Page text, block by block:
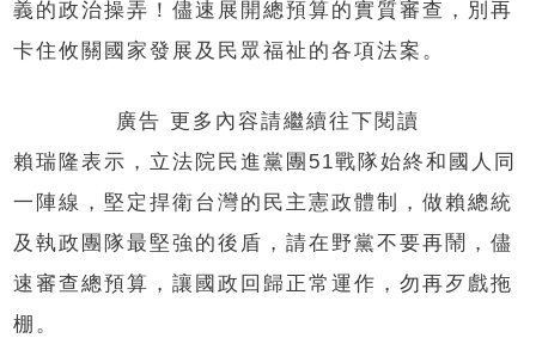
義的政治操弄！儘速展開總預算的實質審查，別再
卡住攸關國家發展及民眾福祉的各項法案。
廣告 更多內容請繼續往下閱讀
賴瑞隆表示，立法院民進黨團51戰隊始終和國人同
一陣線，堅定捍衛台灣的民主憲政體制，做賴總統
及執政團隊最堅強的後盾，請在野黨不要再鬧，儘
速審查總預算，讓國政回歸正常運作，勿再歹戲拖
棚。